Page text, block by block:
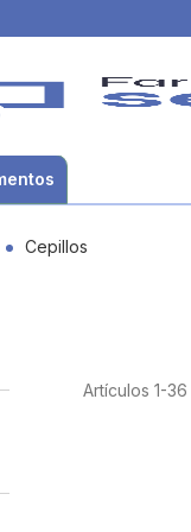
Cepillos
Artículos1-36